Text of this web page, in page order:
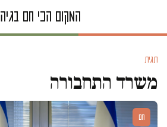
תגית
משרד התחבורה
חם